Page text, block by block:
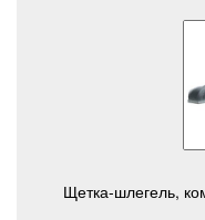
Щетка-шлегель,